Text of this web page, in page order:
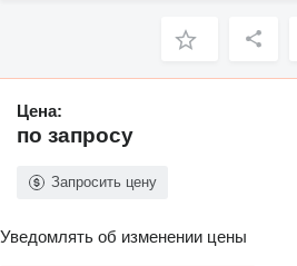
Цена:
по запросу
Запросить цену
Уведомлять об изменении цены